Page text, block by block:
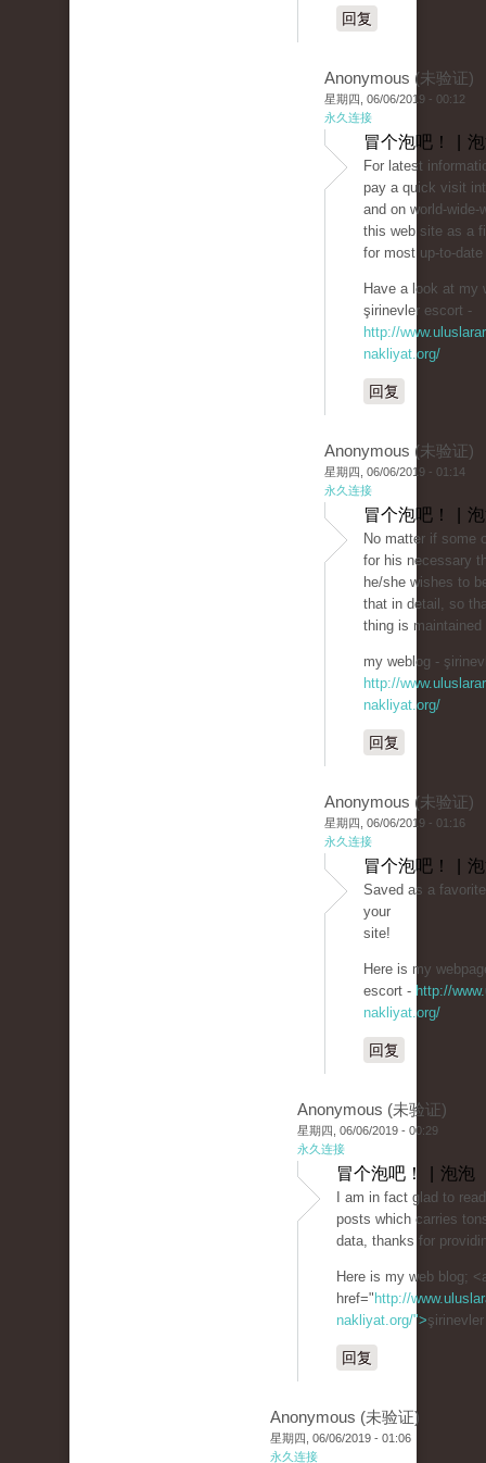
回复
Anonymous (未验证)
星期四, 06/06/2019 - 00:12
永久连接
冒个泡吧！ |
For latest
pay a quick visit
and on world-wide-
this web site as a
for most up-to-
Have a look at my
şirinevler escort -
http://
nakliyat.org/
回复
Anonymous (未验证)
星期四, 06/06/2019 - 01:14
永久连接
冒个泡吧！ |
No matter if some
for his necessary
he/she wishes to
that in detail, so
thing is maintained
my weblog -
http://
nakliyat.org/
回复
Anonymous (未验证)
星期四, 06/06/2019 - 01:16
永久连接
冒个泡吧！ |
Saved as a
your
site!
Here is my
escort - http://
nakliyat.org/
回复
Anonymous (未验证)
星期四, 06/06/2019 - 00:29
永久连接
冒个泡吧！ | 泡泡
I am in fact glad to
posts which carries
data, thanks for
Here is my web blog;
href=" http://
nakliyat.org/">
回复
Anonymous (未验证)
星期四, 06/06/2019 - 01:06
永久连接